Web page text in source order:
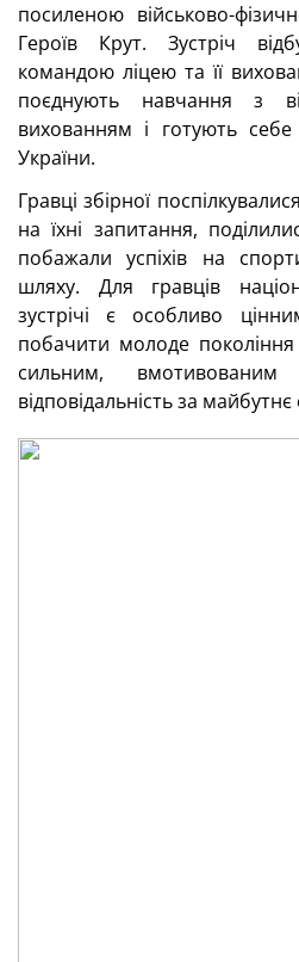
посиленою військово-
Героїв Крут. Зустріч
командою ліцею та її
поєднують навчання з
вихованням і готують
України.
Гравці збірної
на їхні запитання,
побажали успіхів на
шляху. Для гравців
зустрічі є особливо
побачити молоде покоління
сильним,
відповідальність за майбутнє